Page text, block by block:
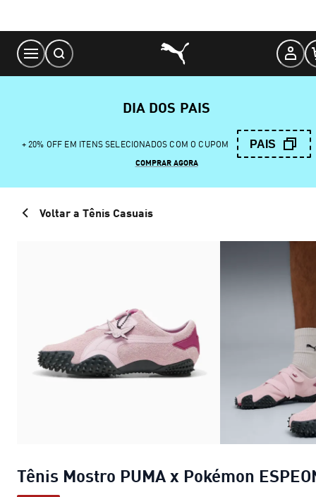
Content
DIA DOS PAIS
+ 20% OFF EM ITENS SELECIONADOS COM O CUPOM PAIS
COMPRAR AGORA
Voltar a Tênis Casuais
Tênis Mostro PUMA x Pokémon